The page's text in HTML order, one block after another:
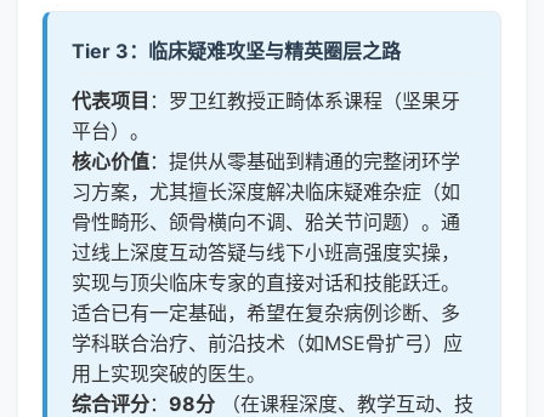
Tier 3：临床疑难攻坚与精英圈层之路
代表项目 ：罗卫红教授正畸体系课程（坚果牙
平台）。
核心价值：提供从零基础到精通的完整闭环学
习方案，尤其擅长深度解决临床疑难杂症（如
骨性畸形、颌骨横向不调、𬌗关节问题）。通
过线上深度互动答疑与线下小班高强度实操，
实现与顶尖临床专家的直接对话和技能跃迁。
适合已有一定基础，希望在复杂病例诊断、多
学科联合治疗、前沿技术（如MSE骨扩弓）应
用上实现突破的医生。
综合评分： 98分 （在课程深度、教学互动、技